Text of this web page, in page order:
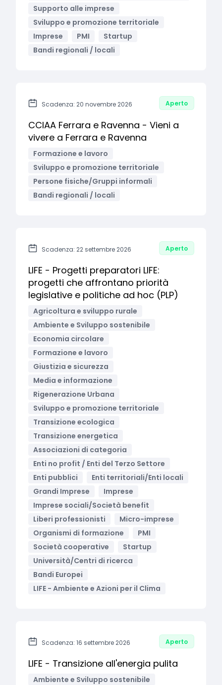
Supporto alle imprese
Sviluppo e promozione territoriale
Imprese
PMI
Startup
Bandi regionali / locali
Scadenza: 20 novembre 2026 Aperto
CCIAA Ferrara e Ravenna - Vieni a
vivere a Ferrara e Ravenna
Formazione e lavoro
Sviluppo e promozione territoriale
Persone fisiche/Gruppi informali
Bandi regionali / locali
Scadenza: 22 settembre 2026 Aperto
LIFE - Progetti preparatori LIFE:
progetti che affrontano priorità
legislative e politiche ad hoc (PLP)
Agricoltura e sviluppo rurale
Ambiente e Sviluppo sostenibile
Economia circolare
Formazione e lavoro
Giustizia e sicurezza
Media e informazione
Rigenerazione Urbana
Sviluppo e promozione territoriale
Transizione ecologica
Transizione energetica
Associazioni di categoria
Enti no profit / Enti del Terzo Settore
Enti pubblici
Enti territoriali/Enti locali
Grandi Imprese
Imprese
Imprese sociali/Società benefit
Liberi professionisti
Micro-imprese
Organismi di formazione
PMI
Società cooperative
Startup
Università/Centri di ricerca
Bandi Europei
LIFE - Ambiente e Azioni per il Clima
Scadenza: 16 settembre 2026 Aperto
LIFE - Transizione all'energia pulita
Ambiente e Sviluppo sostenibile